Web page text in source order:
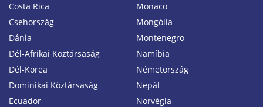
Costa Rica
Csehország
Dánia
Dél-Afrikai Köztársaság
Dél-Korea
Dominikai Köztársaság
Ecuador
Monaco
Mongólia
Montenegro
Namíbia
Németország
Nepál
Norvégia